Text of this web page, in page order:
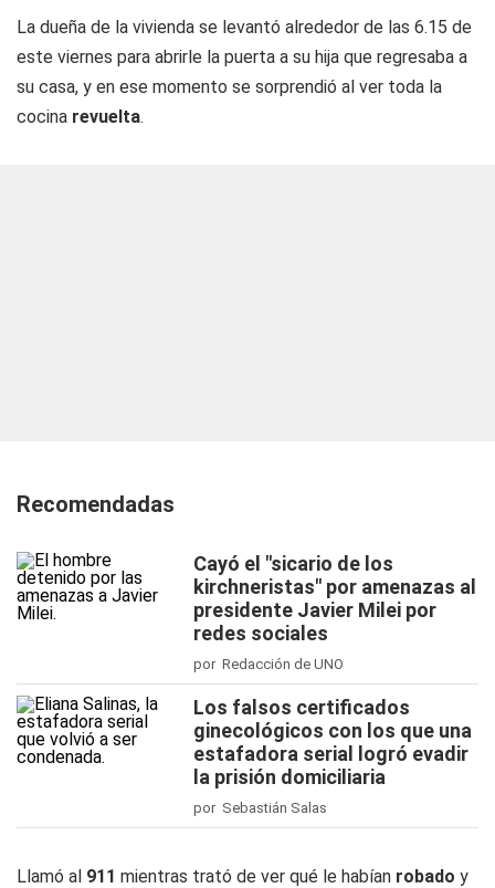
La dueña de la vivienda se levantó alrededor de las 6.15 de
este viernes para abrirle la puerta a su hija que regresaba a
su casa, y en ese momento se sorprendió al ver toda la
cocina revuelta.
Recomendadas
Cayó el "sicario de los
kirchneristas" por amenazas al
presidente Javier Milei por
redes sociales
por Redacción de UNO
Los falsos certificados
ginecológicos con los que una
estafadora serial logró evadir
la prisión domiciliaria
por Sebastián Salas
Llamó al 911 mientras trató de ver qué le habían robado y